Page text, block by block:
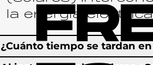
la energía eléctrica
¿Cuánto tiempo se tardan